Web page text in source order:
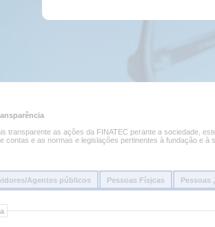
transparente as ações da FINATEC perante a sociedade,
contas e as normas e legislações pertinentes à fundação e à
Agentes públicos Pessoas Físicas Pessoas